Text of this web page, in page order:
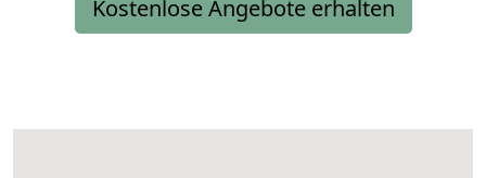
Kostenlose Angebote erhalten